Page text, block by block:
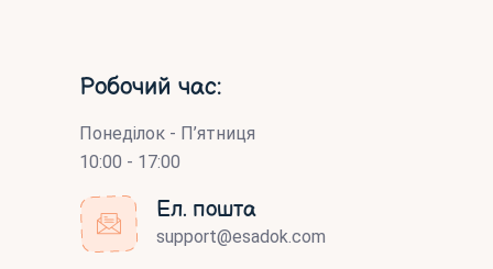
Робочий час:
Понеділок - П’ятниця
10:00 - 17:00
Ел. пошта
support@esadok.com